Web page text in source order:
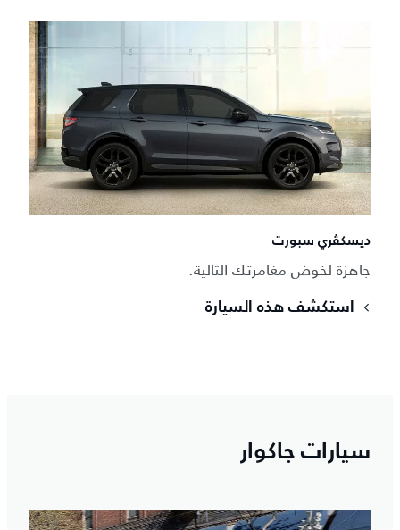
ديسكڤري سبورت‎
جاهزة لخوض مغامرتك التالية.
استكشف هذه السيارة
سيارات جاكوار